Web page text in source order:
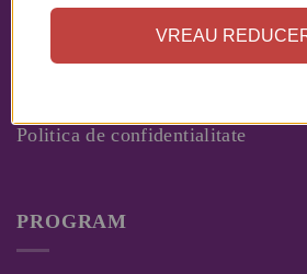
RETUR IN 48 DE ORE!
Politica de confidentialitate
PROGRAM
VREAU